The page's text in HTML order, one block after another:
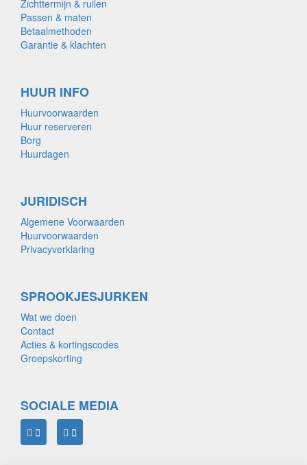
Zichttermijn & ruilen
Passen & maten
Betaalmethoden
Garantie & klachten
HUUR INFO
Huurvoorwaarden
Huur reserveren
Borg
Huurdagen
JURIDISCH
Algemene Voorwaarden
Huurvoorwaarden
Privacyverklaring
SPROOKJESJURKEN
Wat we doen
Contact
Acties & kortingscodes
Groepskorting
SOCIALE MEDIA